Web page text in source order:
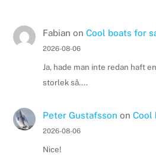
Fabian on Cool boats for
2026-08-06
Ja, hade man inte redan haft
storlek så....
Peter Gustafsson on Cool
2026-08-06
Nice!